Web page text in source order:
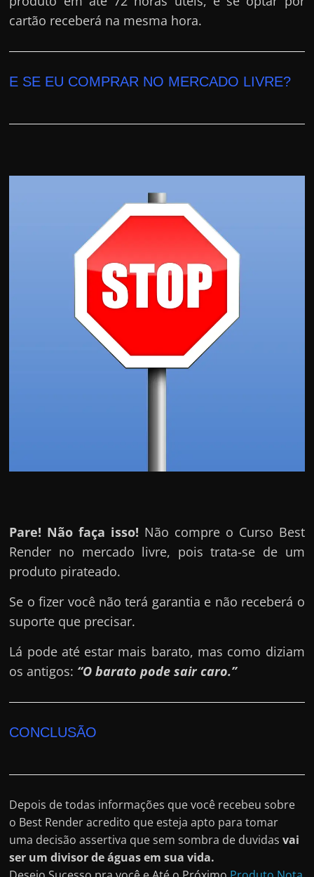
cartão receberá na mesma hora.
E SE EU COMPRAR NO MERCADO LIVRE?
Pare! Não faça isso! Não compre o Curso Best
Render no mercado livre, pois trata-se de um
produto pirateado.
Se o fizer você não terá garantia e não receberá o
suporte que precisar.
Lá pode até estar mais barato, mas como diziam
os antigos: “O barato pode sair caro.”
CONCLUSÃO
Depois de todas informações que você recebeu sobre
o Best Render acredito que esteja apto para tomar
uma decisão assertiva que sem sombra de duvidasvai
ser um divisor de águas em sua vida.